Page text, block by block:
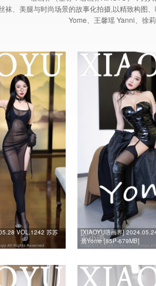
袜、美腿与时尚场景的故事化拍摄,以精致构图
Yome、王馨瑶 Yanni、徐
VOL.1242 苏苏
[XIAOYU语画界]
晨Yome [85P-679MB]